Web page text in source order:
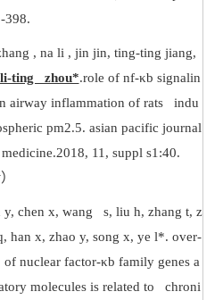
398.
, na li , jin jin, ting-ting jiang,
li-ting zhou*.role of nf-κb signalin
airway inflammation of rats indu
pm2.5. asian pacific journal
11, suppl s1:40.
y, chen x, wang s, liu h, zhang t, z
han x, zhao y, song x, ye l*. over-
nuclear factor-κb family genes a
molecules is related to chroni